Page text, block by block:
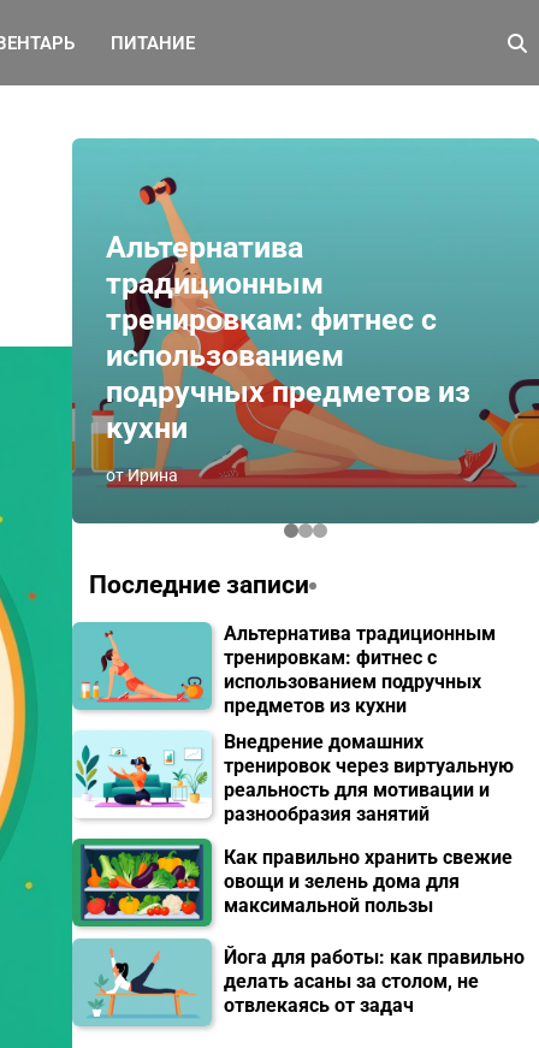
ПИТАНИЕ
Альтернатива
традиционным
тренировкам: фитнес с
использованием
подручных предметов из
кухни
от Ирина
Последние записи
Альтернатива традиционным
тренировкам: фитнес с
использованием подручных
предметов из кухни
Внедрение домашних
тренировок через виртуальную
реальность для мотивации и
разнообразия занятий
Как правильно хранить свежие
овощи и зелень дома для
максимальной пользы
Йога для работы: как правильно
делать асаны за столом, не
отвлекаясь от задач